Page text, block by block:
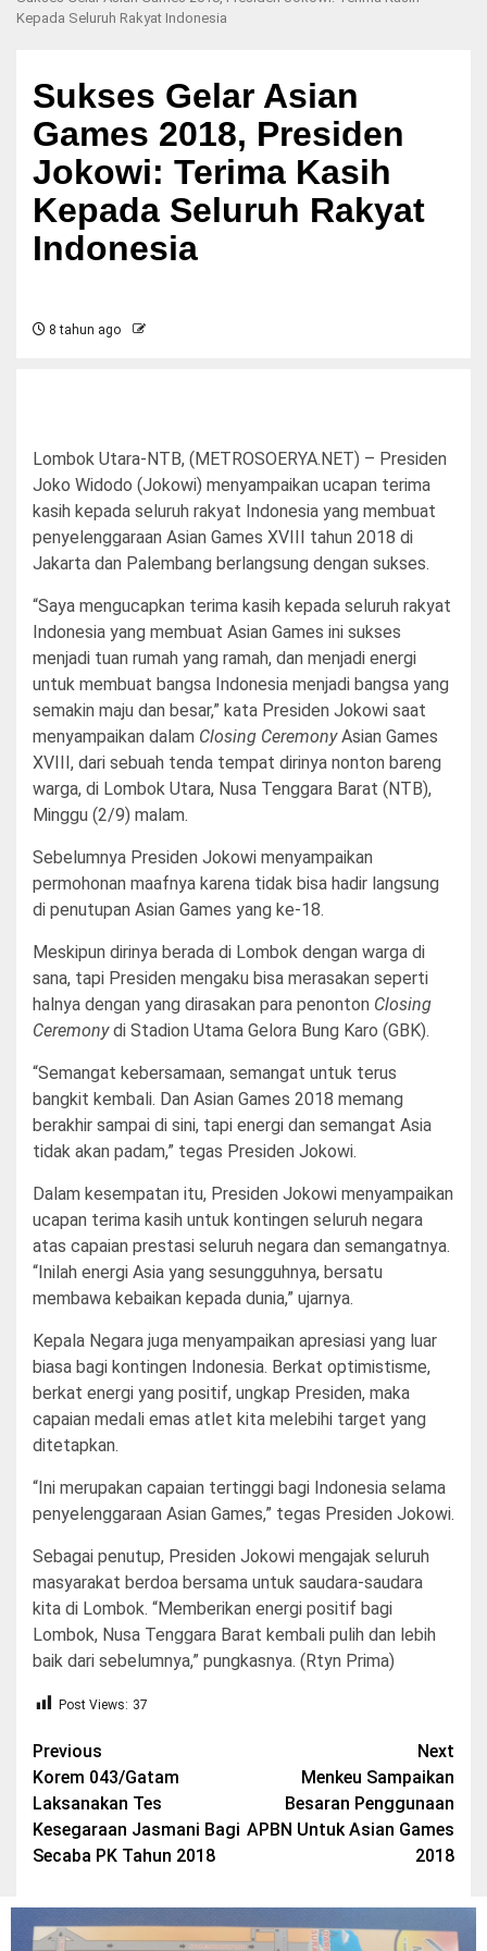
Kepada Seluruh Rakyat Indonesia
Sukses Gelar Asian
Games 2018, Presiden
Jokowi: Terima Kasih
Kepada Seluruh Rakyat
Indonesia
8 tahun ago
Lombok Utara-NTB, (METROSOERYA.NET) – Presiden
Joko Widodo (Jokowi) menyampaikan ucapan terima
kasih kepada seluruh rakyat Indonesia yang membuat
penyelenggaraan Asian Games XVIII tahun 2018 di
Jakarta dan Palembang berlangsung dengan sukses.
“Saya mengucapkan terima kasih kepada seluruh rakyat
Indonesia yang membuat Asian Games ini sukses
menjadi tuan rumah yang ramah, dan menjadi energi
untuk membuat bangsa Indonesia menjadi bangsa yang
semakin maju dan besar,” kata Presiden Jokowi saat
menyampaikan dalam Closing CeremonyAsian Games
XVIII, dari sebuah tenda tempat dirinya nonton bareng
warga, di Lombok Utara, Nusa Tenggara Barat (NTB),
Minggu (2/9) malam.
Sebelumnya Presiden Jokowi menyampaikan
permohonan maafnya karena tidak bisa hadir langsung
di penutupan Asian Games yang ke-18.
Meskipun dirinya berada di Lombok dengan warga di
sana, tapi Presiden mengaku bisa merasakan seperti
halnya dengan yang dirasakan para penonton Closing
Ceremonydi Stadion Utama Gelora Bung Karo (GBK).
“Semangat kebersamaan, semangat untuk terus
bangkit kembali. Dan Asian Games 2018 memang
berakhir sampai di sini, tapi energi dan semangat Asia
tidak akan padam,” tegas Presiden Jokowi.
Dalam kesempatan itu, Presiden Jokowi menyampaikan
ucapan terima kasih untuk kontingen seluruh negara
atas capaian prestasi seluruh negara dan semangatnya.
“Inilah energi Asia yang sesungguhnya, bersatu
membawa kebaikan kepada dunia,” ujarnya.
Kepala Negara juga menyampaikan apresiasi yang luar
biasa bagi kontingen Indonesia. Berkat optimistisme,
berkat energi yang positif, ungkap Presiden, maka
capaian medali emas atlet kita melebihi target yang
ditetapkan.
“Ini merupakan capaian tertinggi bagi Indonesia selama
penyelenggaraan Asian Games,” tegas Presiden Jokowi.
Sebagai penutup, Presiden Jokowi mengajak seluruh
masyarakat berdoa bersama untuk saudara-saudara
kita di Lombok. “Memberikan energi positif bagi
Lombok, Nusa Tenggara Barat kembali pulih dan lebih
baik dari sebelumnya,” pungkasnya. (Rtyn Prima)
Post Views: 37
Post
navigation
Previous
Korem 043/Gatam
Laksanakan Tes
Kesegaraan Jasmani Bagi
Secaba PK Tahun 2018
Next
Menkeu Sampaikan
Besaran Penggunaan
APBN Untuk Asian Games
2018